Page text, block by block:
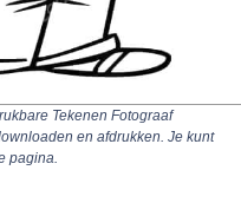
Tekenen Fotograaf
en afdrukken. Je kunt
pagina.